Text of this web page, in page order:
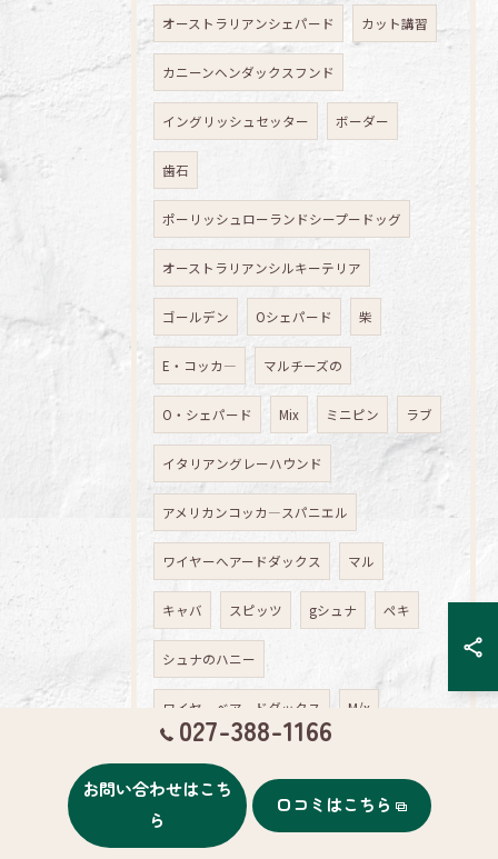
オーストラリアンシェパード カット講習
カニーンヘンダックスフンド
イングリッシュセッター ボーダー
歯石
ポーリッシュローランドシープードッグ
オーストラリアンシルキーテリア
ゴールデン Oシェパード 柴
E・コッカ― マルチーズの
O・シェパード Mix ミニピン ラブ
イタリアングレーハウンド
アメリカンコッカ―スパニエル
ワイヤーへアードダックス マル
キャバ スピッツ gシュナ ペキ
シュナのハニー
ワイヤーベアードダックス M/x
スムースヘアードダックスフント
027-388-1166
お問い合わせはこち
ら
口コミはこちら